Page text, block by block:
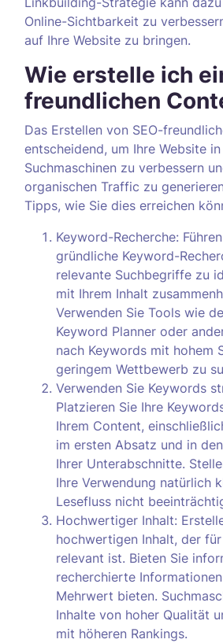
Online-Sichtbarkeit zu
auf Ihre Website zu bringen.
Wie erstelle ich
freundlichen
Das Erstellen von SEO-
entscheidend, um Ihre Website
Suchmaschinen zu verbessern
organischen Traffic zu
Tipps, wie Sie dies erreichen
Keyword-Recherche:
gründliche Keyword-
relevante Suchbegriffe zu
mit Ihrem Inhalt
Verwenden Sie Tools wie
Keyword Planner oder
nach Keywords mit hohem
geringem Wettbewerb zu
Verwenden Sie Keywords
Platzieren Sie Ihre
Ihrem Content,
im ersten Absatz und in
Ihrer Unterabschnitte.
Ihre Verwendung natürlich
Lesefluss nicht
Hochwertiger Inhalt:
hochwertigen Inhalt, der
relevant ist. Bieten Sie
recherchierte
Mehrwert bieten.
Inhalte von hoher Qualität
mit höheren Rankings.